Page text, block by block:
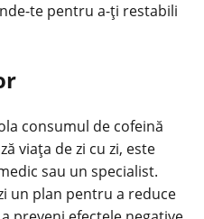
te pentru a-ți restabili
consumul de cofeină
viața de zi cu zi, este
sau un specialist.
un plan pentru a reduce